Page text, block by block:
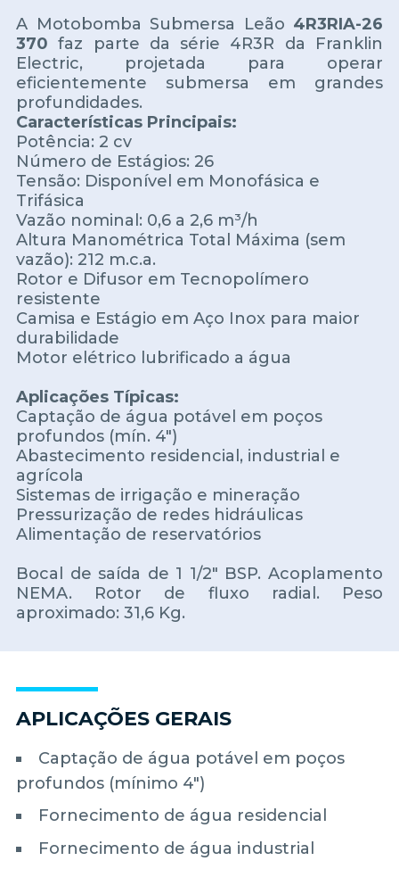
A Motobomba Submersa Leão 4R3RIA-26
370 faz parte da série 4R3R da Franklin
Electric, projetada para operar
eficientemente submersa em grandes
profundidades.
Características Principais:
Potência: 2 cv
Número de Estágios: 26
Tensão: Disponível em Monofásica e
Trifásica
Vazão nominal: 0,6 a 2,6 m³/h
Altura Manométrica Total Máxima (sem
vazão): 212 m.c.a.
Rotor e Difusor em Tecnopolímero
resistente
Camisa e Estágio em Aço Inox para maior
durabilidade
Motor elétrico lubrificado a água
Aplicações Típicas:
Captação de água potável em poços
profundos (mín. 4")
Abastecimento residencial, industrial e
agrícola
Sistemas de irrigação e mineração
Pressurização de redes hidráulicas
Alimentação de reservatórios
Bocal de saída de 1 1/2" BSP. Acoplamento
NEMA. Rotor de fluxo radial. Peso
aproximado: 31,6 Kg.
APLICAÇÕES GERAIS
Captação de água potável em poços
profundos (mínimo 4")
Fornecimento de água residencial
Fornecimento de água industrial